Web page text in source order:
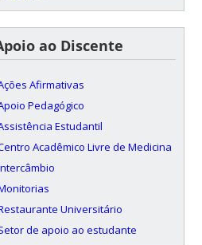
ao Discente
Afirmativas
Pedagógico
Estudantil
Acadêmico Livre de Medicina
Universitário
de apoio ao estudante